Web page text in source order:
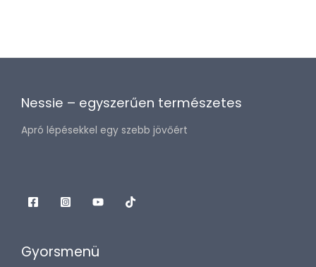
Nessie – egyszerűen természetes
Apró lépésekkel egy szebb jövőért
Gyorsmenü